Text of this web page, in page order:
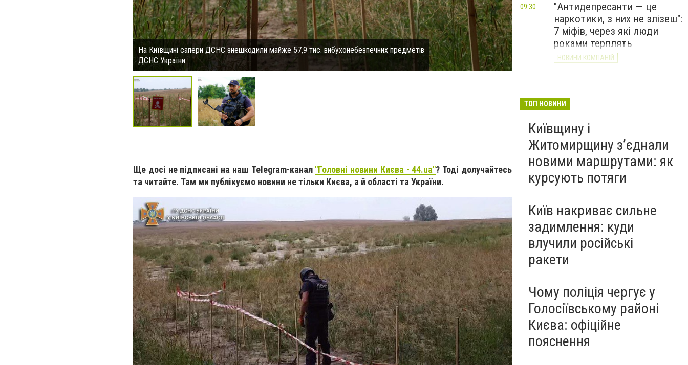
На Київщині сапери ДСНС знешкодили майже 57,9 тис. вибухонебезпечних предметів
ДСНС України
На Київщині сапери ДСНС знешкодили майже 57,9
ДСНС України
Ще досі не підписані на наш Telegram-канал "Головні новини Києва - 44.ua"? Тоді долучайтесь
та читайте. Там ми публікуємо новини не тільки Києва, а й області та України.
"Антидепресанти — це
наркотики, з них не злізеш":
7 міфів, через які люди
роками терплять
НОВИНИ КОМПАНІЙ
09:30
ТОП НОВИНИ
Київщину і
Житомирщину з’єднали
новими маршрутами: як
курсують потяги
Київ накриває сильне
задимлення: куди
влучили російські
ракети
Чому поліція чергує у
Голосіївському районі
Києва: офіційне
пояснення